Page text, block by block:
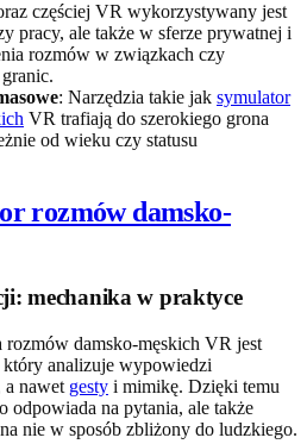
częściej VR wykorzystywany jest
pracy, ale także w sferze prywatnej i
rozmów w związkach czy
: Narzędzia takie jak symulator
VR trafiają do szerokiego grona
od wieku czy statusu
rozmów damsko-
mechanika w praktyce
rozmów damsko-męskich VR jest
który analizuje wypowiedzi
a nawet gesty i mimikę. Dzięki temu
na pytania, ale także
nie w sposób zbliżony do ludzkiego.